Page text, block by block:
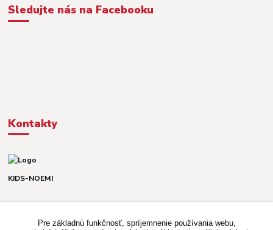
Sledujte nás na Facebooku
Kontakty
KIDS-NOEMI
Pre základnú funkčnosť, spríjemnenie používania webu,